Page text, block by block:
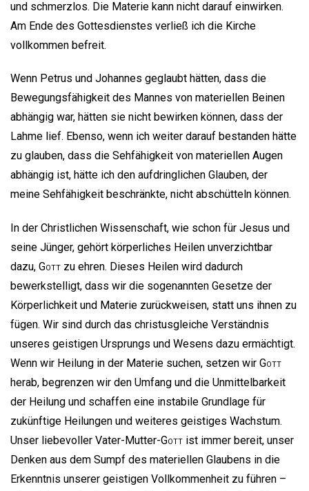
und schmerzlos. Die Materie kann nicht darauf einwirken.
Am Ende des Gottesdienstes verließ ich die Kirche
vollkommen befreit.
Wenn Petrus und Johannes geglaubt hätten, dass die
Bewegungsfähigkeit des Mannes von materiellen Beinen
abhängig war, hätten sie nicht bewirken können, dass der
Lahme lief. Ebenso, wenn ich weiter darauf bestanden hätte
zu glauben, dass die Sehfähigkeit von materiellen Augen
abhängig ist, hätte ich den aufdringlichen Glauben, der
meine Sehfähigkeit beschränkte, nicht abschütteln können.
In der Christlichen Wissenschaft, wie schon für Jesus und
seine Jünger, gehört körperliches Heilen unverzichtbar
dazu, Gott zu ehren. Dieses Heilen wird dadurch
bewerkstelligt, dass wir die sogenannten Gesetze der
Körperlichkeit und Materie zurückweisen, statt uns ihnen zu
fügen. Wir sind durch das christusgleiche Verständnis
unseres geistigen Ursprungs und Wesens dazu ermächtigt.
Wenn wir Heilung in der Materie suchen, setzen wir Gott
herab, begrenzen wir den Umfang und die Unmittelbarkeit
der Heilung und schaffen eine instabile Grundlage für
zukünftige Heilungen und weiteres geistiges Wachstum.
Unser liebevoller Vater-Mutter-Gott ist immer bereit, unser
Denken aus dem Sumpf des materiellen Glaubens in die
Erkenntnis unserer geistigen Vollkommenheit zu führen –